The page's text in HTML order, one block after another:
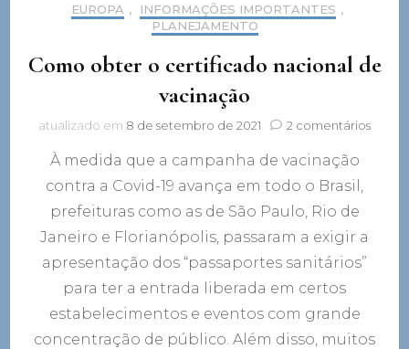
EUROPA , INFORMAÇÕES IMPORTANTES ,
PLANEJAMENTO
Como obter o certificado nacional de
vacinação
atualizado em 8 de setembro de 2021 2 comentáriosem
À medida que a campanha de vacinação
contra a Covid-19 avança em todo o Brasil,
prefeituras como as de São Paulo, Rio de
Janeiro e Florianópolis, passaram a exigir a
apresentação dos “passaportes sanitários”
para ter a entrada liberada em certos
estabelecimentos e eventos com grande
concentração de público. Além disso, muitos